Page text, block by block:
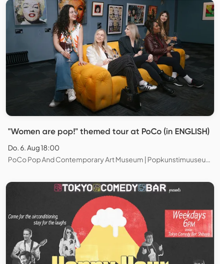
"Women are pop!" themed tour at PoCo (in ENGLISH)
Do. 6. Aug 18:00
PoCo Pop And Contemporary Art Museum | Popkunstimuuseum, Tallinn